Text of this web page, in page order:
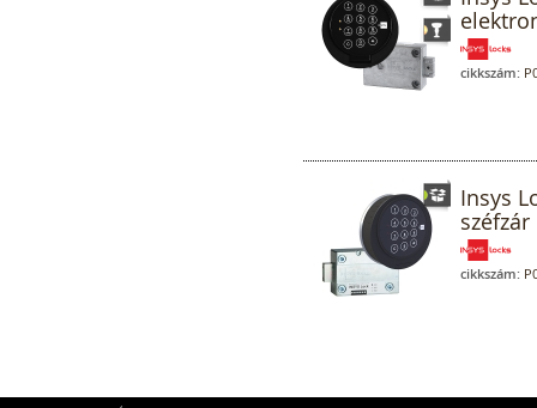
cikkszám:
Insys
cikkszám: